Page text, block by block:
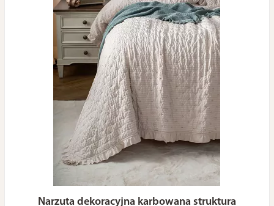
Narzuta dekoracyjna karbowana struktura